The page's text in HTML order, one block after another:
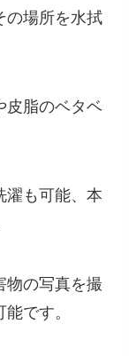
の場所を水拭
皮脂のベタベ
濯も可能、本
物の写真を撮
です。